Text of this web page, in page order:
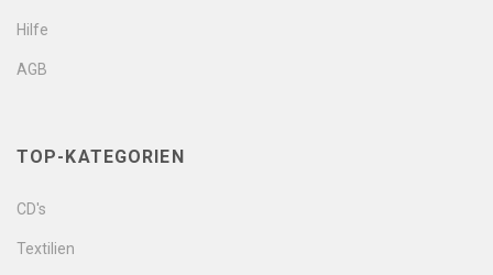
Hilfe
AGB
TOP-KATEGORIEN
CD's
Textilien